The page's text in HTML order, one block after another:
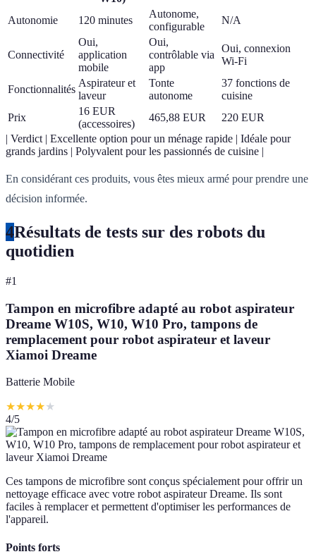
Autonomie
120 minutes
Autonome,
configurable
N/A
Connectivité
Oui,
application
mobile
Oui,
contrôlable via
app
Oui, connexion
Wi-Fi
Fonctionnalités
Aspirateur et
laveur
Tonte
autonome
37 fonctions de
cuisine
Prix
16 EUR
(accessoires)
465,88 EUR
220 EUR
| Verdict | Excellente option pour un ménage rapide | Idéale pour
grands jardins | Polyvalent pour les passionnés de cuisine |
En considérant ces produits, vous êtes mieux armé pour prendre une
décision informée.
4Résultats de tests sur des robots du
quotidien
#1
Tampon en microfibre adapté au robot aspirateur
Dreame W10S, W10, W10 Pro, tampons de
remplacement pour robot aspirateur et laveur
Xiamoi Dreame
Batterie Mobile
★★★★★
4/5
Ces tampons de microfibre sont conçus spécialement pour offrir un
nettoyage efficace avec votre robot aspirateur Dreame. Ils sont
faciles à remplacer et permettent d'optimiser les performances de
l'appareil.
Points forts